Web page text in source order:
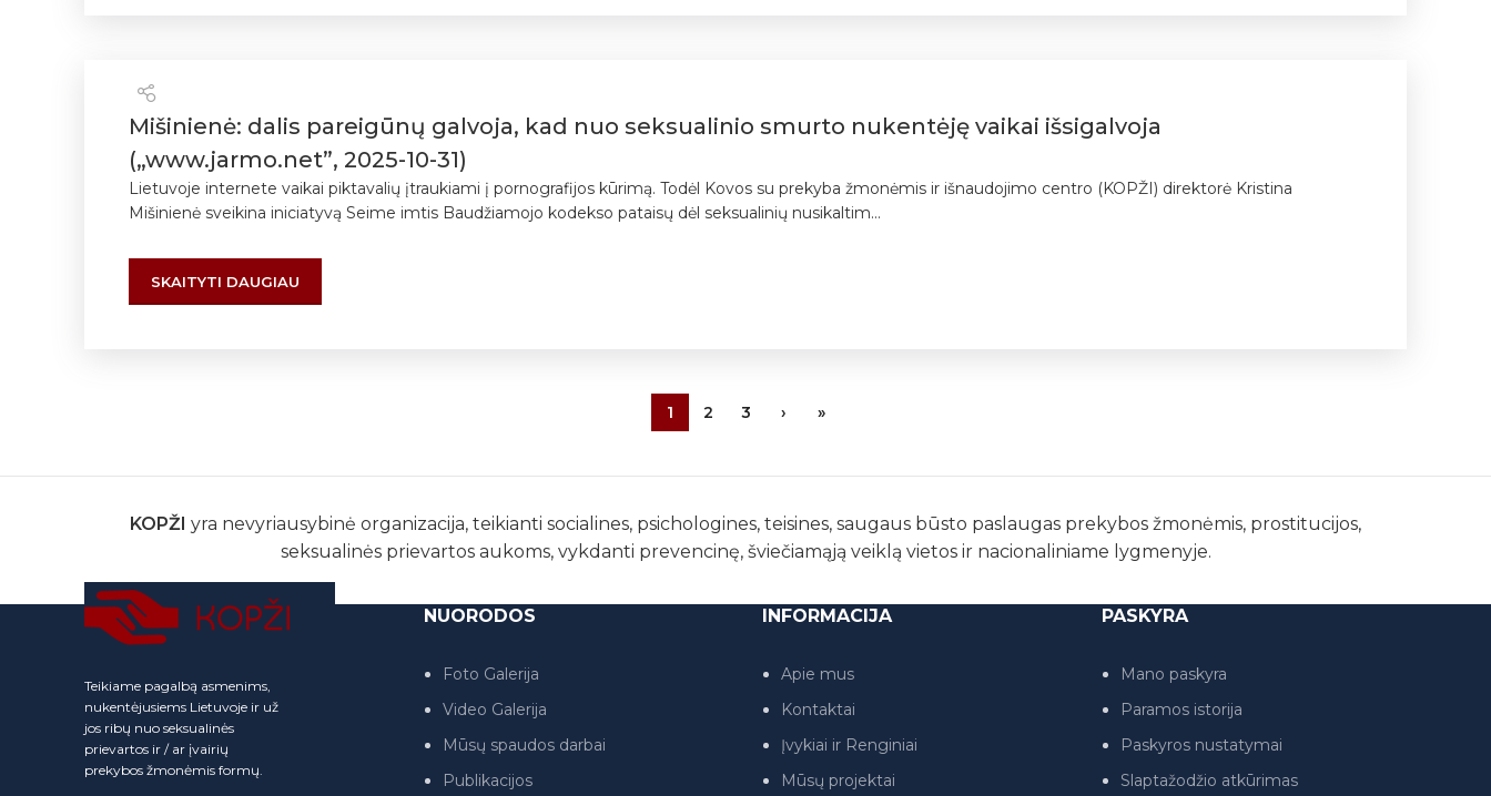
Mišinienė: dalis pareigūnų galvoja, kad nuo seksualinio smurto nukentėję vaikai išsigalvoja
(„www.jarmo.net”, 2025-10-31)
Lietuvoje internete vaikai piktavalių įtraukiami į pornografijos kūrimą. Todėl Kovos su prekyba žmonėmis ir išnaudojimo centro (KOPŽI) direktorė Kristina
Mišinienė sveikina iniciatyvą Seime imtis Baudžiamojo kodekso pataisų dėl seksualinių nusikaltim...
SKAITYTI DAUGIAU
1 2 3 › »
KOPŽI yra nevyriausybinė organizacija, teikianti socialines, psichologines, teisines, saugaus būsto paslaugas prekybos žmonėmis, prostitucijos,
seksualinės prievartos aukoms, vykdanti prevencinę, šviečiamąją veiklą vietos ir nacionaliniame lygmenyje.
Teikiame pagalbą asmenims,
nukentėjusiems Lietuvoje ir už
jos ribų nuo seksualinės
prievartos ir / ar įvairių
prekybos žmonėmis formų.
NUORODOS
Foto Galerija
Video Galerija
Mūsų spaudos darbai
Publikacijos
INFORMACIJA
Apie mus
Kontaktai
Įvykiai ir Renginiai
Mūsų projektai
PASKYRA
Mano paskyra
Paramos istorija
Paskyros nustatymai
Slaptažodžio atkūrimas